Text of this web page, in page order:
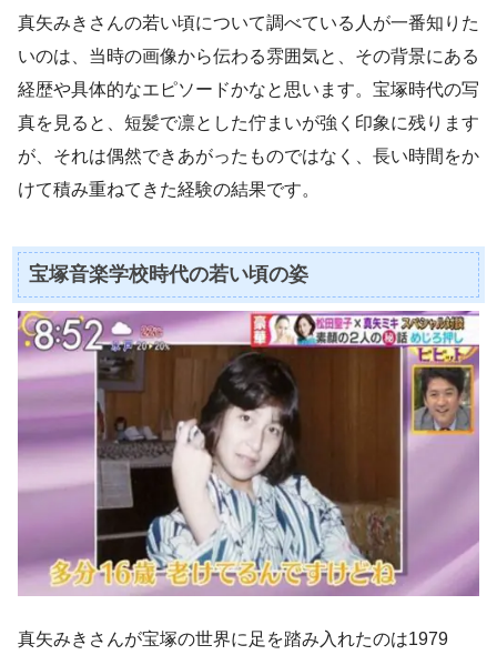
真矢みきさんの若い頃について調べている人が一番知りた
いのは、当時の画像から伝わる雰囲気と、その背景にある
経歴や具体的なエピソードかなと思います。宝塚時代の写
真を見ると、短髪で凛とした佇まいが強く印象に残ります
が、それは偶然できあがったものではなく、長い時間をか
けて積み重ねてきた経験の結果です。
宝塚音楽学校時代の若い頃の姿
真矢みきさんが宝塚の世界に足を踏み入れたのは1979